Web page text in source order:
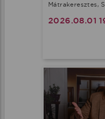
Mátrakeresztes,
2026.08.01